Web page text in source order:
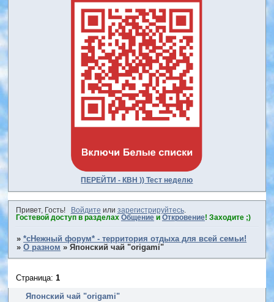
ПЕРЕЙТИ - КВН )) Тест неделю
Привет, Гость! Войдите или зарегистрируйтесь.
Гостевой доступ в разделах Общениеи Откровение! Заходите ;)
»*сНежный форум* - территория отдыха для всей семьи!
»О разном »Японский чай "origami"
Японский чай "origami"
Страница:1